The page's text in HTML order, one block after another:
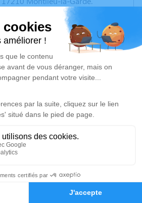
Hommages
Je rends hommage
à 15h00
la-Garde
la-Garde
Je rends hommage
en salon funéraire